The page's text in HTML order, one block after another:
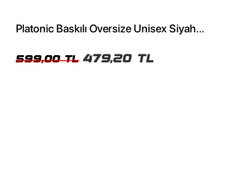
Platonic Baskılı Oversize Unisex Siyah
599,00 TL 479,20 TL